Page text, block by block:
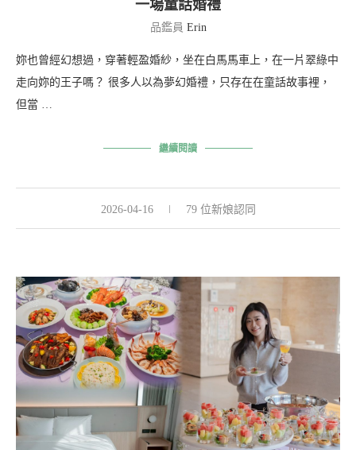
一場童話婚禮
品鑑員 Erin
妳也曾經幻想過，穿著輕盈婚紗，坐在白馬馬車上，在一片翠綠中
走向妳的王子嗎？ 很多人以為夢幻婚禮，只存在在童話故事裡，
但當 …
繼續閱讀
2026-04-16 79 位新娘認同